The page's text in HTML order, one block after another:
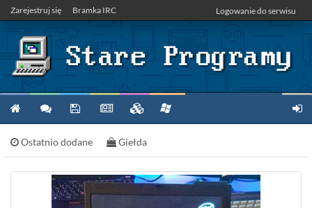
Zarejestruj się Bramka IRC Logowanie do serwisu
Ostatnio dodane Giełda